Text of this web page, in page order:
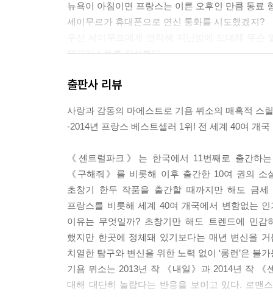
뉴욕이 아침이면 프랑스는 이른 오후인 만큼 동료
세이무르가 휴대폰으로 연신 통화를 시도했겠지?
체크리스트를 작성했다.
2)지난밤 자정이 넘은 시각에 파리에서 뉴욕을 향
4)더블린 경찰서에 연락해 가브리엘의 신원을 확
-24p
나는 더 이상 의사와 진지하게 대화를 나누고 있
다. 아침에 범죄현장에서 본 여교사의 사체가 떠
드러나 있고, 얼굴에는 극심한 공포의 그림자가
해내기 전에 반드시 잡아야 하는 게 나에게 주어진
“약용식물요법은 어떠세요? 약용식물을 잘 섭취
나는 갑자기 의사의 책상 뒤로 돌아가 아직 작성
“박사님께서 아직 제가 얼마나 시급한 상황에 처
쓸 수밖에 없습니다!”
폴 말로리 박사는 나의 갑작스런 도발에 깜짝 놀
출판사 리뷰
사랑과 감동의 마에스트로 기욤 뮈소의 매혹적 스
-2014년 프랑스 베스트셀러 1위! 전 세계 40여 개국
《센트럴파크》는 한국에서 11번째로 출간하
《구해줘》를 비롯해 이후 출간한 10여 권의 소
초창기 한두 작품을 출간할 때까지만 해도 금
프랑스를 비롯해 세계 40여 개국에서 변함없는
이유는 무엇일까? 초창기만 해도 트렌드에 민
했지만 한곳에 정체돼 있기보다는 매년 변신을
치열한 탐구와 변신을 위한 노력 없이 ‘롱런’은 불
기욤 뮈소는 2013년 작 《내일》과 2014년 작
대해 대단히 놀랍다는 반응을 보이고 있다. 로맨